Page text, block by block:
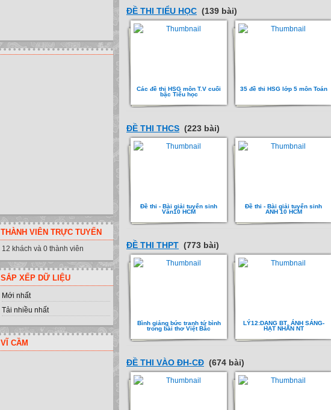
THÀNH VIÊN TRỰC TUYẾN
12 khách và 0 thành viên
SẮP XẾP DỮ LIỆU
Mới nhất
Tải nhiều nhất
VĨ CẦM
ĐỀ THI TIỂU HỌC (139 bài)
Các đề thi HSG môn T.V cuối
bậc Tiểu học
35 đề thi HSG lớp 5 môn Toán
ĐỀ THI THCS (223 bài)
Đề thi - Bài giải tuyển sinh
Văn10 HCM
Đề thi - Bài giải tuyển sinh
ANH 10 HCM
ĐỀ THI THPT (773 bài)
Bình giảng bức tranh tứ bình
trong bài thơ Việt Bắc
LÝ12:DẠNG BT_ÁNH SÁNG-
HẠT NHÂN NT
ĐỀ THI VÀO ĐH-CĐ (674 bài)